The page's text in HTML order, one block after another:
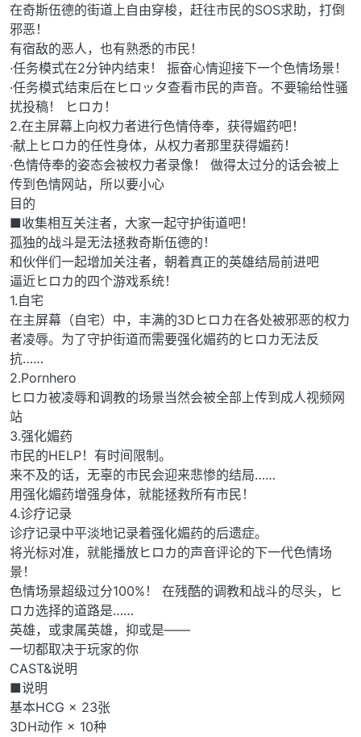
在奇斯伍德的街道上自由穿梭，赶往市民的SOS求助，打倒
邪恶！
有宿敌的恶人，也有熟悉的市民！
·任务模式在2分钟内结束！ 振奋心情迎接下一个色情场景！
·任务模式结束后在ヒロッタ查看市民的声音。不要输给性骚
扰投稿！ ヒロカ！
2.在主屏幕上向权力者进行色情侍奉，获得媚药吧！
·献上ヒロカ的任性身体，从权力者那里获得媚药！
·色情侍奉的姿态会被权力者录像！ 做得太过分的话会被上
传到色情网站，所以要小心
目的
■收集相互关注者，大家一起守护街道吧！
孤独的战斗是无法拯救奇斯伍德的！
和伙伴们一起增加关注者，朝着真正的英雄结局前进吧
逼近ヒロカ的四个游戏系统！
1.自宅
在主屏幕（自宅）中，丰满的3Dヒロカ在各处被邪恶的权力
者凌辱。为了守护街道而需要强化媚药的ヒロカ无法反
抗……
2.Pornhero
ヒロカ被凌辱和调教的场景当然会被全部上传到成人视频网
站
3.强化媚药
市民的HELP！有时间限制。
来不及的话，无辜的市民会迎来悲惨的结局……
用强化媚药增强身体，就能拯救所有市民！
4.诊疗记录
诊疗记录中平淡地记录着强化媚药的后遗症。
将光标对准，就能播放ヒロカ的声音评论的下一代色情场
景！
色情场景超级过分100%！ 在残酷的调教和战斗的尽头，ヒ
ロカ选择的道路是……
英雄，或隶属英雄，抑或是——
一切都取决于玩家的你
CAST&说明
■说明
基本HCG × 23张
3DH动作 × 10种